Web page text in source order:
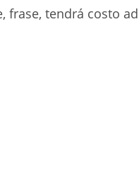
frase, tendrá costo